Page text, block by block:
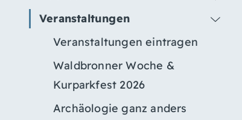
Veranstaltungen
Veranstaltungen eintragen
Waldbronner Woche &
Kurparkfest 2026
Archäologie ganz anders